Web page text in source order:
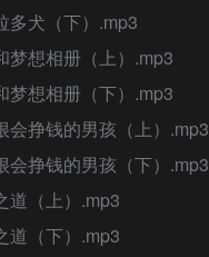
多犬（下）.mp3
梦想相册（上）.mp3
梦想相册（下）.mp3
会挣钱的男孩（上）.mp3
会挣钱的男孩（下）.mp3
道（上）.mp3
道（下）.mp3